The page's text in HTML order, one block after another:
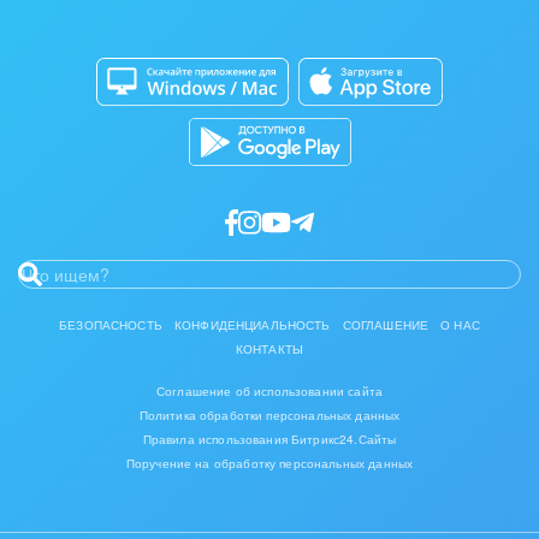
Каталог приложений
Разработчикам приложений
БЕЗОПАСНОСТЬ КОНФИДЕНЦИАЛЬНОСТЬ СОГЛАШЕНИЕ
О НАС
КОНТАКТЫ
Соглашение об использовании сайта
Политика обработки персональных данных
Правила использования Битрикс24.Сайты
Поручение на обработку персональных данных